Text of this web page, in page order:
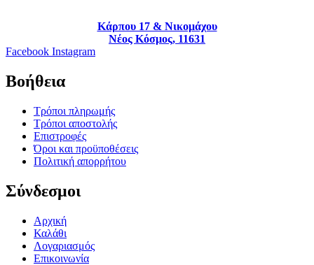
Κάρπου 17 & Νικομάχου
Νέος Κόσμος, 11631
Facebook Instagram
Βοήθεια
Τρόποι πληρωμής
Τρόποι αποστολής
Επιστροφές
Όροι και προϋποθέσεις
Πολιτική απορρήτου
Σύνδεσμοι
Αρχική
Καλάθι
Λογαριασμός
Επικοινωνία